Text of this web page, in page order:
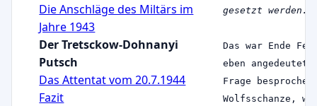
Die Anschläge des Miltärs im
Jahre 1943
Der Tretsckow-Dohnanyi
Putsch
Das Attentat vom 20.7.1944
Fazit
gesetzt werden."
Das war Ende
eben
Frage
Wolfsschanze,